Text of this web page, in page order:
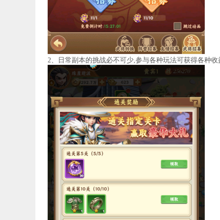
2、日常副本的挑战必不可少,参与各种玩法可获得各种收